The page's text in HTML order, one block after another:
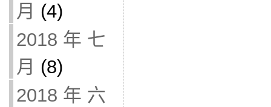
月 (4)
2018 年 七
月 (8)
2018 年 六